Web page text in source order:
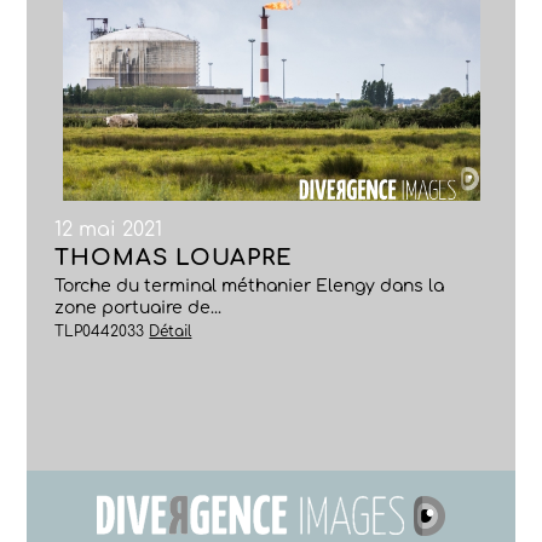
12 mai 2021
THOMAS LOUAPRE
Torche du terminal méthanier Elengy dans la
zone portuaire de...
TLP0442033 Détail